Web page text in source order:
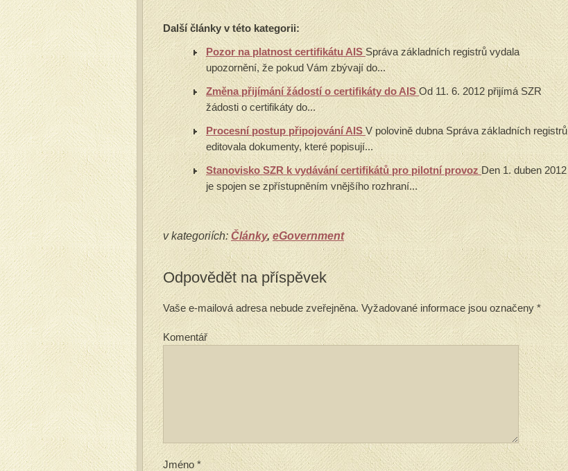
Další články v této kategorii:
Pozor na platnost certifikátu AISSpráva základních registrů vydala
upozornění, že pokud Vám zbývají do...
Změna přijímání žádostí o certifikáty do AISOd 11. 6. 2012 přijímá SZR
žádosti o certifikáty do...
Procesní postup připojování AISV polovině dubna Správa základních registrů
editovala dokumenty, které popisují...
Stanovisko SZR k vydávání certifikátů pro pilotní provozDen 1. duben 2012
je spojen se zpřístupněním vnějšího rozhraní...
v kategoriích: Články, eGovernment
Odpovědět na příspěvek
Vaše e-mailová adresa nebude zveřejněna.Vyžadované informace jsou označeny*
Komentář
Jméno*